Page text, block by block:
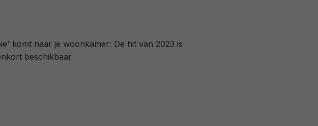
komt naar je woonkamer: De hit van 2023 is
beschikbaar